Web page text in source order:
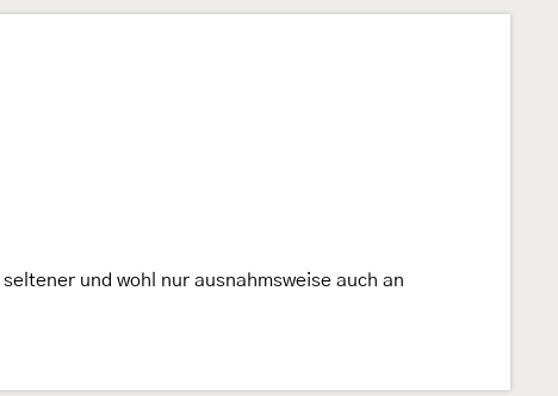
und wohl nur ausnahmsweise auch an